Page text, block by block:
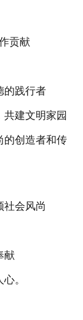
贡献
践行者
建文明家园
创造者和传
会风尚
献
。